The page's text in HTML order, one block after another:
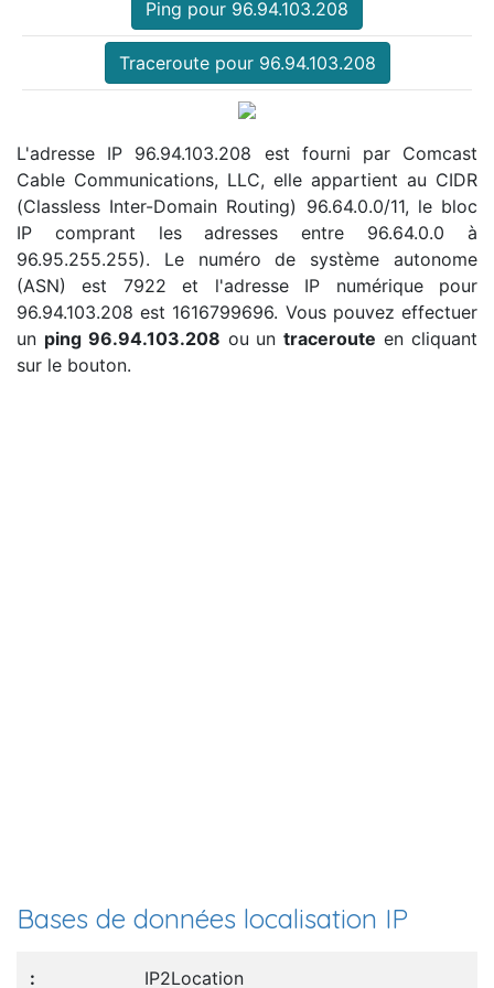
Ping pour 96.94.103.208
Traceroute pour 96.94.103.208
L'adresse IP 96.94.103.208 est fourni par Comcast
Cable Communications, LLC, elle appartient au CIDR
(Classless Inter-Domain Routing) 96.64.0.0/11, le bloc
IP comprant les adresses entre 96.64.0.0 à
96.95.255.255). Le numéro de système autonome
(ASN) est 7922 et l'adresse IP numérique pour
96.94.103.208 est 1616799696. Vous pouvez effectuer
un ping 96.94.103.208 ou untraceroute en cliquant
sur le bouton.
Bases de données localisation IP
IP2Location